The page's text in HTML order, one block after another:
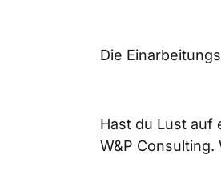
Die
Hast du Lust auf
W&P